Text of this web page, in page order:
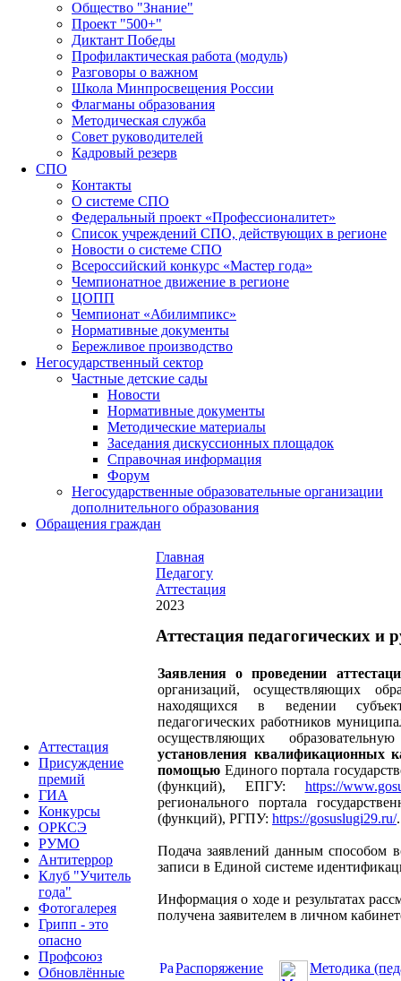
Общество "Знание"
Проект "500+"
Диктант Победы
Профилактическая работа (модуль)
Разговоры о важном
Школа Минпросвещения России
Флагманы образования
Методическая служба
Совет руководителей
Кадровый резерв
СПО
Контакты
О системе СПО
Федеральный проект «Профессионалитет»
Список учреждений СПО, действующих в регионе
Новости о системе СПО
Всероссийский конкурс «Мастер года»
Чемпионатное движение в регионе
ЦОПП
Чемпионат «Абилимпикс»
Нормативные документы
Бережливое производство
Негосударственный сектор
Частные детские сады
Новости
Нормативные документы
Методические материалы
Заседания дискуссионных площадок
Справочная информация
Форум
Негосударственные образовательные организации
дополнительного образования
Обращения граждан
Аттестация
Присуждение
премий
ГИА
Конкурсы
ОРКСЭ
РУМО
Антитеррор
Клуб "Учитель
года"
Фотогалерея
Грипп - это
опасно
Профсоюз
Обновлённые
Главная
Педагогу
Аттестация
2023
Аттестация педагогических и
Заявления о проведении
организаций, осуществляющих
находящихся в ведении
педагогических работников
осуществляющих
установления квалификационных
помощью Единого портала
(функций), ЕПГУ: https://
регионального портала
(функций), РГПУ: https://gosuslugi29.ru/.
Подача заявлений данным способом
записи в Единой системе
Информация о ходе и результатах
получена заявителем в личном
Распоряжение
Методика